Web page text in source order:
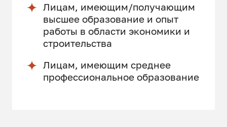
Лицам, имеющим/получающим
высшее образование и опыт
работы в области экономики и
строительства
Лицам, имеющим среднее
профессиональное образование